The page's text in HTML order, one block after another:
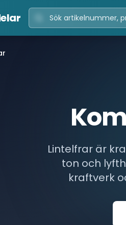
Lintelfrar är
ton och
kraftverk